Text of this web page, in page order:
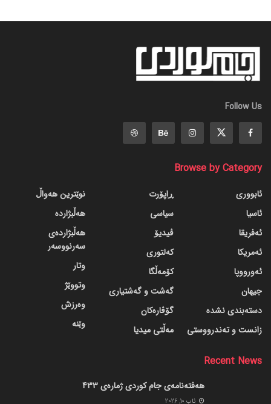
Follow Us
Browse by Category
ئابووری
ئاسیا
ئەفریقا
ئەمریکا
ئەورووپا
جیهان
دسته‌بندی نشده
زانست و تەندرووستی
ڕاپۆرت
سیاسی
ڤیدیۆ
کەلتوری
کۆمەڵگا
گه‌شت و گه‌شتیاری
گۆڤاره‌کان
مەڵتی میدیا
نوێترین هەواڵ
هەڵبژاردە
هەڵبژاردەی
سەرنووسەر
وتار
وتووێژ
وەرزش
وێنە
Recent News
هەفتەنامەی جام کوردی ژمارەی 433
ئاب 10, 2026